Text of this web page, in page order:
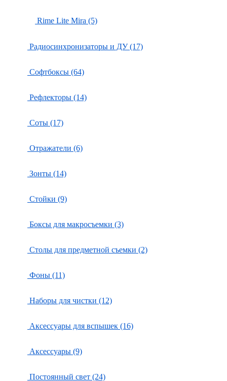
Rime Lite Mira (5)
Радиосинхронизаторы и ДУ (17)
Софтбоксы (64)
Рефлекторы (14)
Соты (17)
Отражатели (6)
Зонты (14)
Стойки (9)
Боксы для макросъемки (3)
Столы для предметной съемки (2)
Фоны (11)
Наборы для чистки (12)
Аксессуары для вспышек (16)
Аксессуары (9)
Постоянный свет (24)